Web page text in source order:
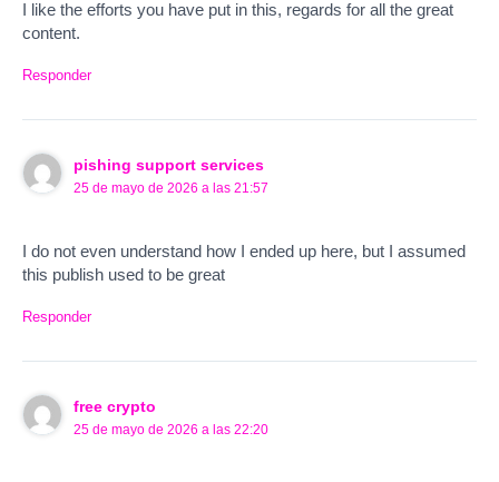
I like the efforts you have put in this, regards for all the great
content.
Responder
pishing support services
25 de mayo de 2026 a las 21:57
I do not even understand how I ended up here, but I assumed
this publish used to be great
Responder
free crypto
25 de mayo de 2026 a las 22:20